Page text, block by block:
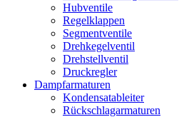
Hubventile
Regelklappen
Segmentventile
Drehkegelventil
Drehstellventil
Druckregler
Dampfarmaturen
Kondensatableiter
Rückschlagarmaturen